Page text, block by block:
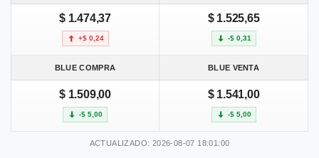
$ 1.474,37
+$ 0,24
$ 1.525,65
-$ 0,31
BLUE COMPRA BLUE VENTA
$ 1.509,00
-$ 5,00
$ 1.541,00
-$ 5,00
ACTUALIZADO: 2026-08-07 18:01:00